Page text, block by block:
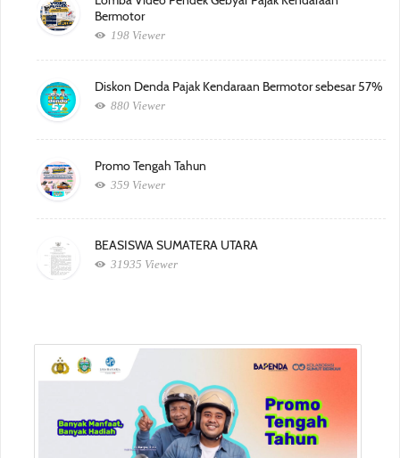
Bermotor
198 Viewer
Diskon Denda Pajak Kendaraan Bermotor sebesar 57%
880 Viewer
Promo Tengah Tahun
359 Viewer
BEASISWA SUMATERA UTARA
31935 Viewer